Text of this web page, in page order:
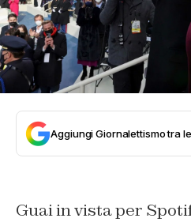
Aggiungi Giornalettismo tra
Guai in vista per